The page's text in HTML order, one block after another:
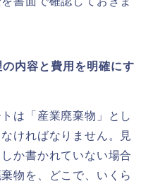
内容と費用を明確にす
は「産業廃棄物」とし
ければなりません。見
か書かれていない場合
物を、どこで、いくら